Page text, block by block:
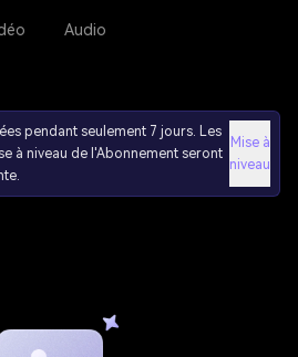
Audio
pendant seulement 7 jours. Les
à niveau de l'Abonnement seront
Mise à
niveau